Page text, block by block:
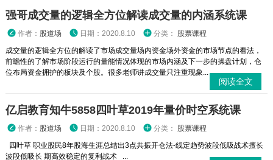
强哥成交量的逻辑全方位解读成交量的内涵系统课
作者： 股道场 日期：2020.8.10 分类： 股票课程
成交量的逻辑全方位的解读了市场成交量场内资金场外资金的市场节点的看法，
前瞻性的了解市场阶段运行的量能情况体现的市场内涵及下一步的操盘计划，仓
位布局资金拥护的板块及个股。很多老师讲成交量只注重现象...
阅读全文
亿启教育知牛5858四叶草2019年量价时空系统课
作者： 股道场 日期：2020.8.10 分类： 股票课程
四叶草 职业股民8年股海生涯总结出3点共振开仓法-线定趋势波段低吸战术擅长
波段低吸长 期高效稳定的复利战术 ...